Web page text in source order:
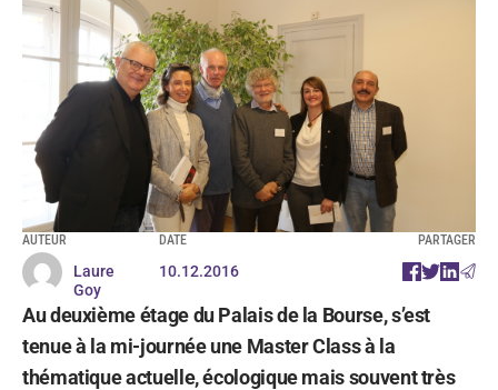
AUTEUR
Laure
Goy
DATE
10.12.2016
PARTAGER
Au deuxième étage du Palais de la Bourse, s’est
tenue à la mi-journée une Master Class à la
thématique actuelle, écologique mais souvent très